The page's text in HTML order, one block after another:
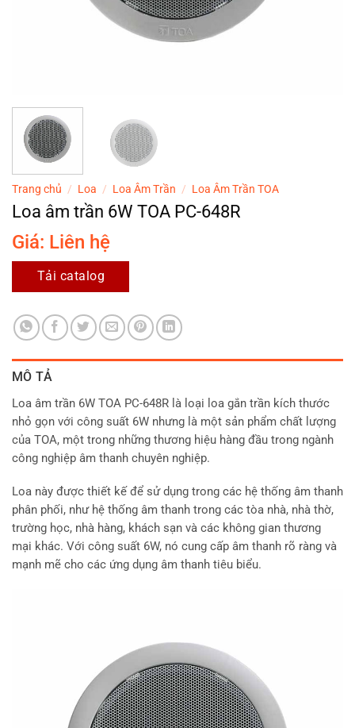
Trang chủ / Loa / Loa Âm Trần / Loa Âm Trần TOA
Loa âm trần 6W TOA PC-648R
Giá: Liên hệ
Tải catalog
MÔ TẢ
Loa âm trần 6W TOA PC-648R là loại loa gắn trần kích thước
nhỏ gọn với công suất 6W nhưng là một sản phẩm chất lượng
của TOA, một trong những thương hiệu hàng đầu trong ngành
công nghiệp âm thanh chuyên nghiệp.
Loa này được thiết kế để sử dụng trong các hệ thống âm thanh
phân phối, như hệ thống âm thanh trong các tòa nhà, nhà thờ,
trường học, nhà hàng, khách sạn và các không gian thương
mại khác. Với công suất 6W, nó cung cấp âm thanh rõ ràng và
mạnh mẽ cho các ứng dụng âm thanh tiêu biểu.